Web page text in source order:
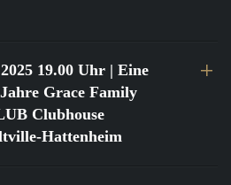
19.00 Uhr | Eine
Grace Family
Clubhouse
Hattenheim